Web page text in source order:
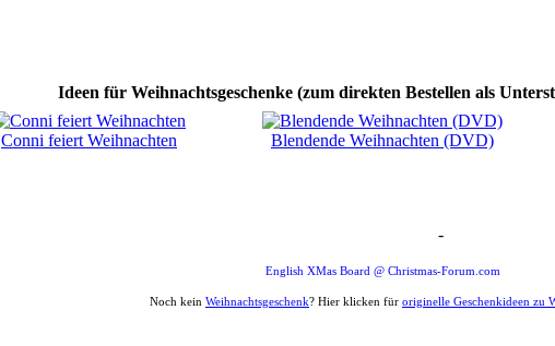
Ideen für Weihnachtsgeschenke (zum direkten Bestellen als
Conni feiert Weihnachten Blendende Weihnachten (DVD)
-
English XMas Board @ Christmas-Forum.com
Noch kein Weihnachtsgeschenk? Hier klicken für originelle Geschenkideen zu